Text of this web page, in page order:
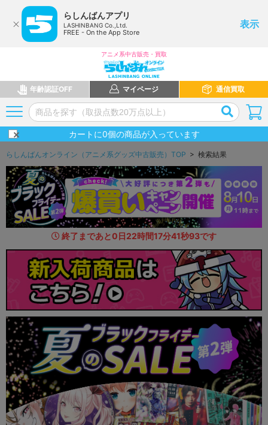
らしんばんアプリ
LASHINBANG Co.,Ltd.
FREE - On the App Store
表示
アニメ系中古販売・買取
年齢認証OFF マイページ 通信買取
カートに0個の商品が入っています
らしんばんオンライン（アニメ系グッズ中古販売）TOP > 検索結果
終了まであと0日22時間17分40秒59です